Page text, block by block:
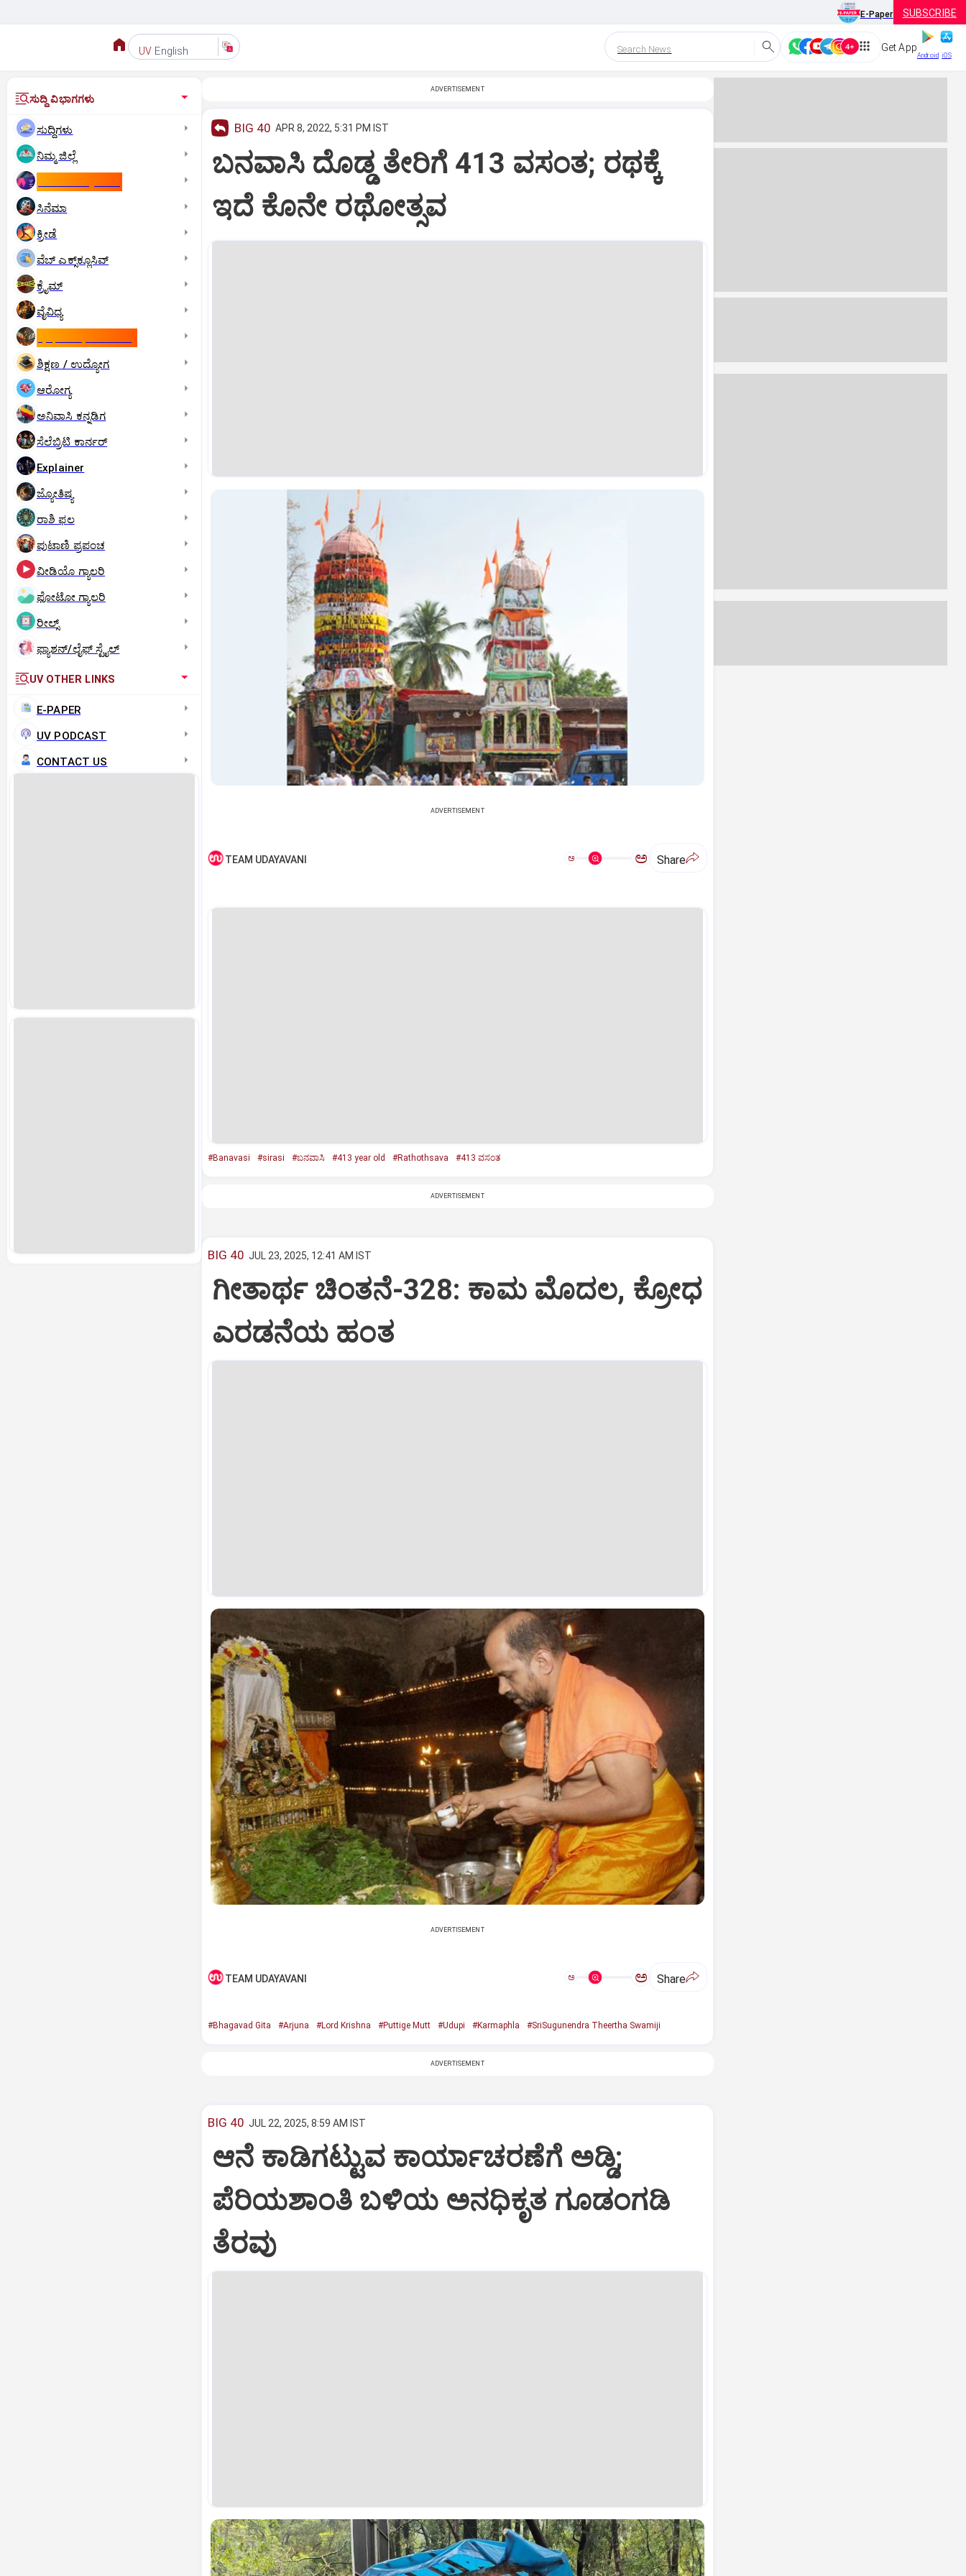
E-Paper SUBSCRIBE
UV English Search News Get App
Android iOS
ಸುದ್ದಿ ವಿಭಾಗಗಳು
ಸುದ್ದಿಗಳು
ನಿಮ್ಮ ಜಿಲ್ಲೆ
ಸಿನೆಮಾ
ಕ್ರೀಡೆ
ವೆಬ್ ಎಕ್ಸ್‌ಕ್ಲೂಸಿವ್
ಕ್ರೈಮ್
ವೈವಿಧ್ಯ
ಶಿಕ್ಷಣ / ಉದ್ಯೋಗ
ಆರೋಗ್ಯ
ಅನಿವಾಸಿ ಕನ್ನಡಿಗ
ಸೆಲೆಬ್ರಿಟಿ ಕಾರ್ನರ್‌
Explainer
ಜ್ಯೋತಿಷ್ಯ
ರಾಶಿ ಫಲ
ಪುಟಾಣಿ ಪ್ರಪಂಚ
ವೀಡಿಯೊ ಗ್ಯಾಲರಿ
ಫೋಟೋ ಗ್ಯಾಲರಿ
ರೀಲ್ಸ್
ಫ್ಯಾಶನ್/ಲೈಫ್‌ ಸ್ಟೈಲ್
UV OTHER LINKS
E-PAPER
UV PODCAST
CONTACT US
ADVERTISEMENT
BIG 40 APR 8, 2022, 5:31 PM IST
ಬನವಾಸಿ ದೊಡ್ಡ ತೇರಿಗೆ 413 ವಸಂತ; ರಥಕ್ಕೆ
ಇದೆ ಕೊನೇ ರಥೋತ್ಸವ
ADVERTISEMENT
TEAM UDAYAVANI ಅ ಅ Share
#Banavasi #sirasi #ಬನವಾಸಿ #413 year old #Rathothsava #413 ವಸಂತ
ADVERTISEMENT
BIG 40 JUL 23, 2025, 12:41 AM IST
ಗೀತಾರ್ಥ ಚಿಂತನೆ-328: ಕಾಮ ಮೊದಲ, ಕ್ರೋಧ
ಎರಡನೆಯ ಹಂತ
ADVERTISEMENT
TEAM UDAYAVANI ಅ ಅ Share
#Bhagavad Gita #Arjuna #Lord Krishna #Puttige Mutt #Udupi #Karmaphla #SriSugunendra Theertha Swamiji
ADVERTISEMENT
BIG 40 JUL 22, 2025, 8:59 AM IST
ಆನೆ ಕಾಡಿಗಟ್ಟುವ ಕಾರ್ಯಾಚರಣೆಗೆ ಅಡ್ಡಿ;
ಪೆರಿಯಶಾಂತಿ ಬಳಿಯ ಅನಧಿಕೃತ ಗೂಡಂಗಡಿ
ತೆರವು